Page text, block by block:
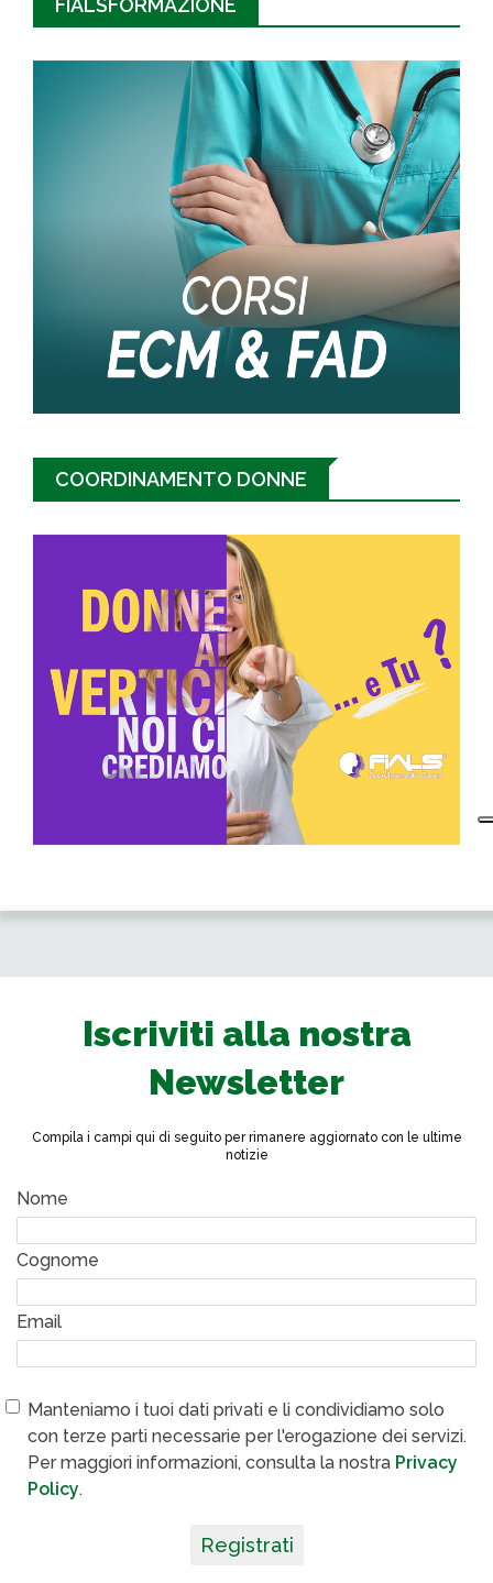
FIALSFORMAZIONE
COORDINAMENTO DONNE
Iscriviti alla nostra
Newsletter
Compila i campi qui di seguito per rimanere aggiornato con le ultime
notizie
Nome
Cognome
Email
Manteniamo i tuoi dati privati e li condividiamo solo
con terze parti necessarie per l'erogazione dei servizi.
Per maggiori informazioni, consulta la nostra Privacy
Policy.
Registrati